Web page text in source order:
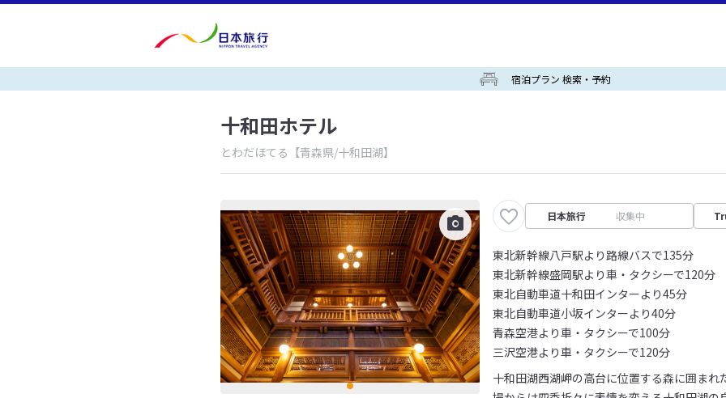
宿泊プラン 検索・予約
十和田ホテル
とわだほてる 【青森県/十和田湖】
日本旅行 収集中
東北新幹線八戸駅より路線バスで135分
東北新幹線盛岡駅より車・タクシーで120分
東北自動車道十和田インターより45分
東北自動車道小坂インターより40分
青森空港より車・タクシーで100分
三沢空港より車・タクシーで120分
十和田湖西湖岬の高台に位置する森に囲まれ